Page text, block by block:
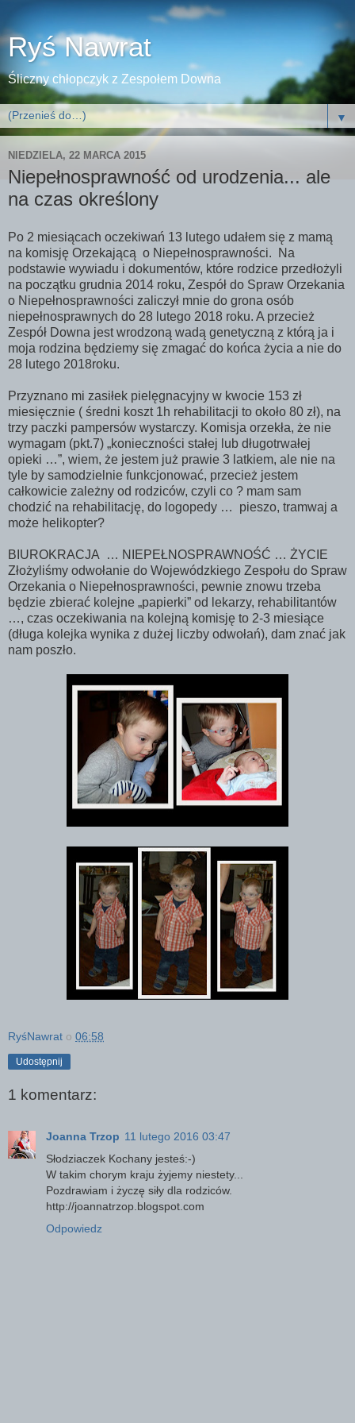
Ryś Nawrat
Śliczny chłopczyk z Zespołem Downa
▼
NIEDZIELA, 22 MARCA 2015
Niepełnosprawność od urodzenia... ale
na czas określony
Po 2 miesiącach oczekiwań 13 lutego udałem się z mamą
na komisję Orzekającą o Niepełnosprawności. Na
podstawie wywiadu i dokumentów, które rodzice przedłożyli
na początku grudnia 2014 roku, Zespół do Spraw Orzekania
o Niepełnosprawności zaliczył mnie do grona osób
niepełnosprawnych do 28 lutego 2018 roku. A przecież
Zespół Downa jest wrodzoną wadą genetyczną z którą ja i
moja rodzina będziemy się zmagać do końca życia a nie do
28 lutego 2018roku.
Przyznano mi zasiłek pielęgnacyjny w kwocie 153 zł
miesięcznie ( średni koszt 1h rehabilitacji to około 80 zł), na
trzy paczki pampersów wystarczy. Komisja orzekła, że nie
wymagam (pkt.7) „konieczności stałej lub długotrwałej
opieki …”, wiem, że jestem już prawie 3 latkiem, ale nie na
tyle by samodzielnie funkcjonować, przecież jestem
całkowicie zależny od rodziców, czyli co ? mam sam
chodzić na rehabilitację, do logopedy … pieszo, tramwaj a
może helikopter?
BIUROKRACJA … NIEPEŁNOSPRAWNOŚĆ … ŻYCIE
Złożyliśmy odwołanie do Wojewódzkiego Zespołu do Spraw
Orzekania o Niepełnosprawności, pewnie znowu trzeba
będzie zbierać kolejne „papierki” od lekarzy, rehabilitantów
…, czas oczekiwania na kolejną komisję to 2-3 miesiące
(długa kolejka wynika z dużej liczby odwołań), dam znać jak
nam poszło.
RyśNawrat o 06:58
Udostępnij
1 komentarz:
Joanna Trzop 11 lutego 2016 03:47
Słodziaczek Kochany jesteś:-)
W takim chorym kraju żyjemy niestety...
Pozdrawiam i życzę siły dla rodziców.
http://joannatrzop.blogspot.com
Odpowiedz